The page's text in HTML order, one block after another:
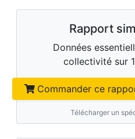
Rapport
Données
collectivité sur
Commander ce
Télécharger un